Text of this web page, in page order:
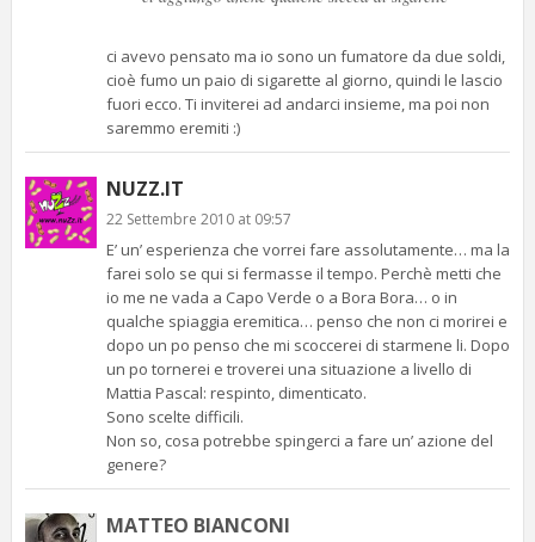
ci avevo pensato ma io sono un fumatore da due soldi,
cioè fumo un paio di sigarette al giorno, quindi le lascio
fuori ecco. Ti inviterei ad andarci insieme, ma poi non
saremmo eremiti :)
NUZZ.IT
22 Settembre 2010 at 09:57
E’ un’ esperienza che vorrei fare assolutamente… ma la
farei solo se qui si fermasse il tempo. Perchè metti che
io me ne vada a Capo Verde o a Bora Bora… o in
qualche spiaggia eremitica… penso che non ci morirei e
dopo un po penso che mi scoccerei di starmene li. Dopo
un po tornerei e troverei una situazione a livello di
Mattia Pascal: respinto, dimenticato.
Sono scelte difficili.
Non so, cosa potrebbe spingerci a fare un’ azione del
genere?
MATTEO BIANCONI